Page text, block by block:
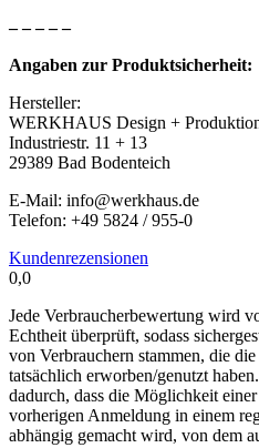
– – – – –
Angaben zur Produktsicherheit:
Hersteller:
WERKHAUS Design +
Industriestr. 11 + 13
29389 Bad Bodenteich
E-Mail: info@werkhaus.de
Telefon: +49 5824 / 955-0
Kundenrezensionen
0,0
Jede Verbraucherbewertung wird
Echtheit überprüft, sodass
von Verbrauchern stammen, die
tatsächlich erworben/genutzt
dadurch, dass die Möglichkeit
vorherigen Anmeldung in einem
abhängig gemacht wird, von dem